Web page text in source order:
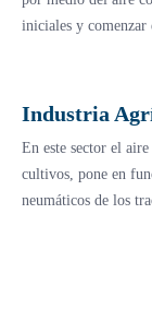
iniciales y comenzar
Industria
En este sector el
cultivos, pone en
neumáticos de los